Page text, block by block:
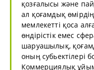
қозғалысы және
ал қоғамдық
мемлекетті қоса
өндірістік емес
шаруашылық,
оның субьектілері
Коммерциялық